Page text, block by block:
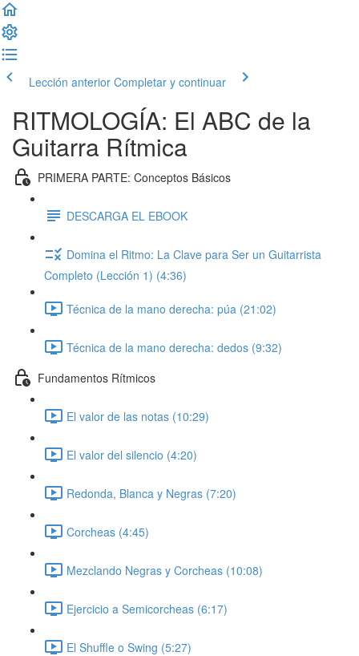
Lección anterior Completar y continuar
RITMOLOGÍA: El ABC de la
Guitarra Rítmica
PRIMERA PARTE: Conceptos Básicos
DESCARGA EL EBOOK
Domina el Ritmo: La Clave para Ser un Guitarrista
Completo (Lección 1) (4:36)
Técnica de la mano derecha: púa (21:02)
Técnica de la mano derecha: dedos (9:32)
Fundamentos Rítmicos
El valor de las notas (10:29)
El valor del silencio (4:20)
Redonda, Blanca y Negras (7:20)
Corcheas (4:45)
Mezclando Negras y Corcheas (10:08)
Ejercicio a Semicorcheas (6:17)
El Shuffle o Swing (5:27)